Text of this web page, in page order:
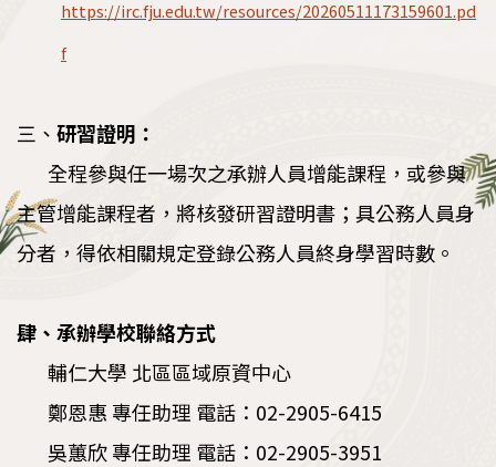
https://irc.fju.edu.tw/resources/20260511173159601.pd
f
三、 研習證明：
全程參與任一場次之承辦人員增能課程，或參與
主管增能課程者，將核發研習證明書；具公務人員身
分者，得依相關規定登錄公務人員終身學習時數。
肆、承辦學校聯絡方式
輔仁大學 北區區域原資中心
鄭恩惠 專任助理 電話：02-2905-6415
吳蕙欣 專任助理 電話：02-2905-3951